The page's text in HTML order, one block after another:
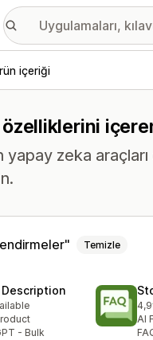
içeriği
zeka araçları
Temizle
Description
- Bulk
4,9
AI